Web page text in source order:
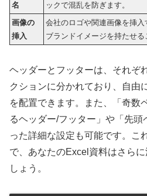
名
ックで混乱を防ぎます。
画像の
挿入
会社のロゴや関連画像を挿
ブランドイメージを持たせる
ヘッダーとフッターは、それぞ
クションに分かれており、自由
を配置できます。また、「奇数
るヘッダー/フッター」や「先
った詳細な設定も可能です。こ
で、あなたのExcel資料はさら
しょう。